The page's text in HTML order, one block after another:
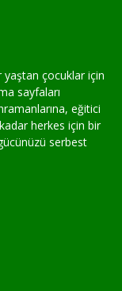
yaştan çocuklar için
sayfaları
eğitici
herkes için bir
serbest